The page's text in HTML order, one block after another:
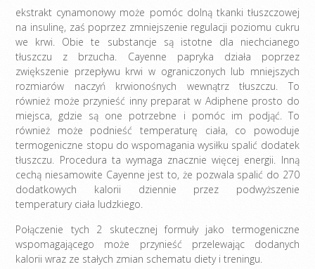
ekstrakt cynamonowy może pomóc dolną tkanki tłuszczowej
na insulinę, zaś poprzez zmniejszenie regulacji poziomu cukru
we krwi. Obie te substancje są istotne dla niechcianego
tłuszczu z brzucha. Cayenne papryka działa poprzez
zwiększenie przepływu krwi w ograniczonych lub mniejszych
rozmiarów naczyń krwionośnych wewnątrz tłuszczu. To
również może przynieść inny preparat w Adiphene prosto do
miejsca, gdzie są one potrzebne i pomóc im podjąć. To
również może podnieść temperaturę ciała, co powoduje
termogeniczne stopu do wspomagania wysiłku spalić dodatek
tłuszczu. Procedura ta wymaga znacznie więcej energii. Inną
cechą niesamowite Cayenne jest to, że pozwala spalić do 270
dodatkowych kalorii dziennie przez podwyższenie
temperatury ciała ludzkiego.
Połączenie tych 2 skutecznej formuły jako termogeniczne
wspomagającego może przynieść przelewając dodanych
kalorii wraz ze stałych zmian schematu diety i treningu.